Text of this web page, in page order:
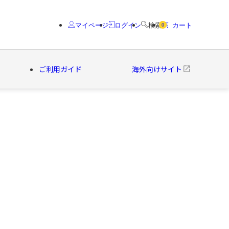
マイページ ログイン 検索 0 カート
ご利用ガイド 海外向けサイト